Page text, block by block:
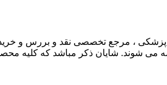
پزشکی ، مرجع تخصصی نقد و بررس و
شوند. شایان ذکر مباشد که کلیه